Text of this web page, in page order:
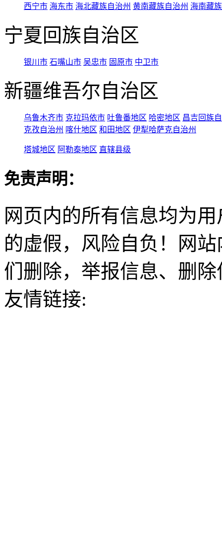
西宁市 海东市 海北藏族自治州 黄南藏族自治州 海南藏
宁夏回族自治区
银川市 石嘴山市 吴忠市 固原市 中卫市
新疆维吾尔自治区
乌鲁木齐市 克拉玛依市 吐鲁番地区 哈密地区 昌吉回族
克孜自治州 喀什地区 和田地区 伊犁哈萨克自治州
塔城地区 阿勒泰地区 直辖县级
免责声明：
网页内的所有信息均为
的虚假，风险自负！网
们删除，举报信息、删
友情链接: